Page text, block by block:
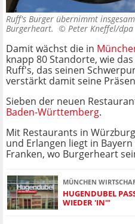
Ruff's Burger übernimmt
Burgerheart. © Peter Kneffel/dpa
Damit wächst die in
knapp 80 Standorte, wie
Ruff's, das seinen
verstärkt damit seine
Sieben der neuen
Baden-Württemberg.
Mit Restaurants in
und Erlangen liegt in
Franken, wo Burgerheart
MÜNCHEN
HUGENDUBEL
WIEDER 'IN'"